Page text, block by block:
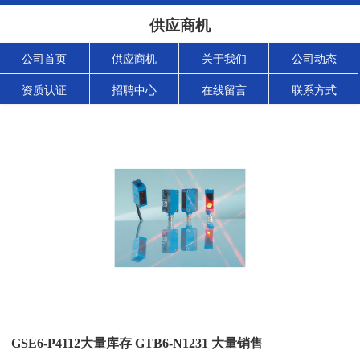
供应商机
公司首页 供应商机 关于我们 公司动态
资质认证 招聘中心 在线留言 联系方式
GSE6-P4112大量库存 GTB6-N1231 大量销售